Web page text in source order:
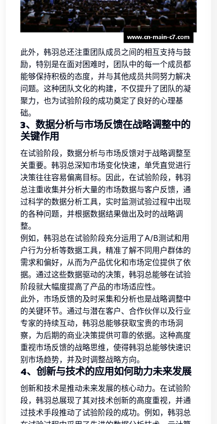
此外，韩羽总还注重团队成员之间的相互支持与鼓
励，特别是在面对困难时，团队中的每一个成员都
能够保持积极的态度，并与其他成员共同努力解决
问题。这种团队文化的构建，不仅提升了团队的凝
聚力，也为试验阶段的成功奠定了良好的心理基
础。
3、数据分析与市场反馈在战略调整中的
关键作用
在试验阶段，数据分析与市场反馈对于战略调整至
关重要。韩羽总深知市场变化快速，单凭直觉进行
决策往往容易偏离目标。因此，在试验阶段，韩羽
总注重收集并分析大量的市场数据与客户反馈，通
过科学的数据分析工具，实时监测试验过程中出现
的各种问题，并根据数据结果做出及时的战略调
整。
例如，韩羽总在试验阶段充分运用了A/B测试和用
户行为分析等数据工具，精准了解不同用户群体的
需求和偏好，从而为产品优化和市场定位提供了依
据。通过这些数据驱动的决策，韩羽总能够在试验
阶段就大幅度提高了产品的市场适应性。
此外，市场反馈的及时采集和分析也是战略调整中
的关键环节。通过与潜在客户、合作伙伴以及行业
专家的持续互动，韩羽总能够获取宝贵的市场洞
察，为后期的商业决策提供可靠的依据。这种高度
重视市场反馈的战略思维，使得韩羽总能够快速识
别市场趋势，并及时调整战略方向。
4、创新与技术的应用如何助力未来发展
创新和技术是推动未来发展的核心动力。在试验阶
段，韩羽总展现了其对技术创新的高度重视，并通
过技术手段推动了试验阶段的成功。例如，韩羽总